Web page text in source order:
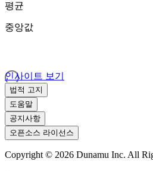
평균
중앙값
인사이트 보기
법적 고지
도움말
공지사항
오픈소스 라이선스
Copyright © 2026 Dunamu Inc. All